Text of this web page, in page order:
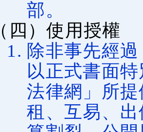
部。
（四）使用授權
除非事先經
以正式書面
法律網」所
租、互易、